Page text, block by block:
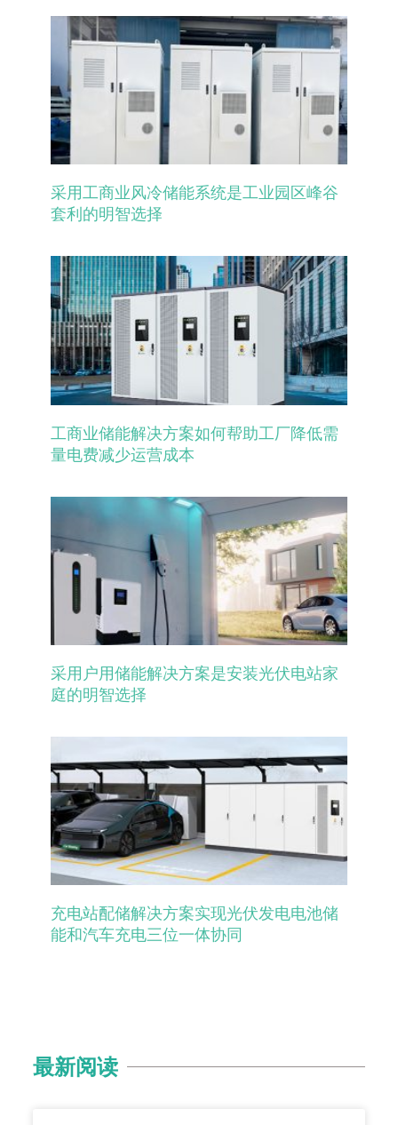
采用工商业风冷储能系统是工业园区峰谷
套利的明智选择
工商业储能解决方案如何帮助工厂降低需
量电费减少运营成本
采用户用储能解决方案是安装光伏电站家
庭的明智选择
充电站配储解决方案实现光伏发电电池储
能和汽车充电三位一体协同
最新阅读